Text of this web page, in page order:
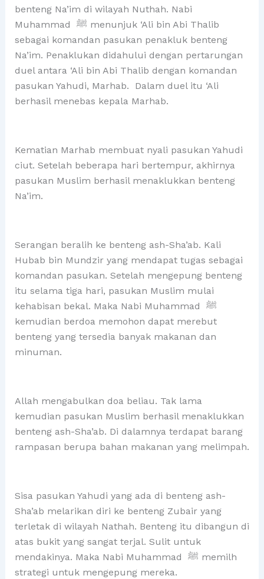
benteng Na’im di wilayah Nuthah. Nabi
Muhammad ﷺ menunjuk ‘Ali bin Abi Thalib
sebagai komandan pasukan penakluk benteng
Na’im. Penaklukan didahului dengan pertarungan
duel antara ‘Ali bin Abi Thalib dengan komandan
pasukan Yahudi, Marhab. Dalam duel itu ‘Ali
berhasil menebas kepala Marhab.
Kematian Marhab membuat nyali pasukan Yahudi
ciut. Setelah beberapa hari bertempur, akhirnya
pasukan Muslim berhasil menaklukkan benteng
Na’im.
Serangan beralih ke benteng ash-Sha’ab. Kali
Hubab bin Mundzir yang mendapat tugas sebagai
komandan pasukan. Setelah mengepung benteng
itu selama tiga hari, pasukan Muslim mulai
kehabisan bekal. Maka Nabi Muhammad ﷺ
kemudian berdoa memohon dapat merebut
benteng yang tersedia banyak makanan dan
minuman.
Allah mengabulkan doa beliau. Tak lama
kemudian pasukan Muslim berhasil menaklukkan
benteng ash-Sha’ab. Di dalamnya terdapat barang
rampasan berupa bahan makanan yang melimpah.
Sisa pasukan Yahudi yang ada di benteng ash-
Sha’ab melarikan diri ke benteng Zubair yang
terletak di wilayah Nathah. Benteng itu dibangun di
atas bukit yang sangat terjal. Sulit untuk
mendakinya. Maka Nabi Muhammad ﷺ memilh
strategi untuk mengepung mereka.